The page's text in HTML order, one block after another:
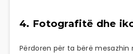
4. Fotografitë dhe
Përdoren për ta bërë mesazhin